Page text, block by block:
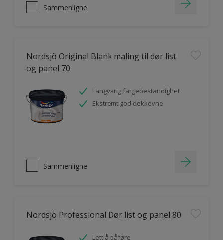
Sammenligne
Nordsjö Original Blank maling til dør list
og panel 70
Langvarig fargebestandighet
Ekstremt god dekkevne
Sammenligne
Nordsjö Professional Dør list og panel 80
Lett å påføre